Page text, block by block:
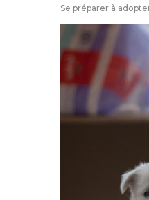
Se préparer à